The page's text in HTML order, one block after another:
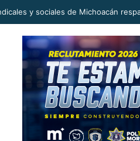
pasaje del transporte público